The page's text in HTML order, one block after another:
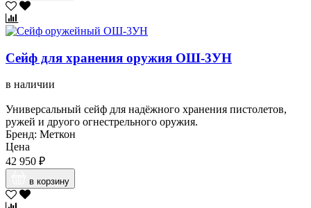
Сейф для хранения оружия ОШ-3УН
в наличии
Универсальный сейф для надёжного хранения пистолетов,
ружей и друого огнестрельного оружия.
Бренд: Меткон
Цена
42 950 ₽
в корзину